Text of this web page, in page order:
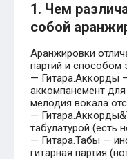
1. Чем
собой
Аранжировки
партий и способом
— Гитара.Аккорды
аккомпанемент для
мелодия вокала
—
табулатурой (есть
— Гитара.Табы —
гитарная партия